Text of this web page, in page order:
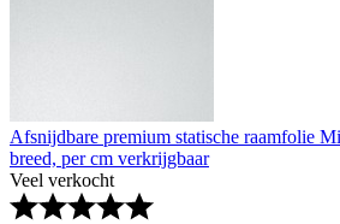
Afsnijdbare premium statische raamfolie
breed, per cm verkrijgbaar
Veel verkocht